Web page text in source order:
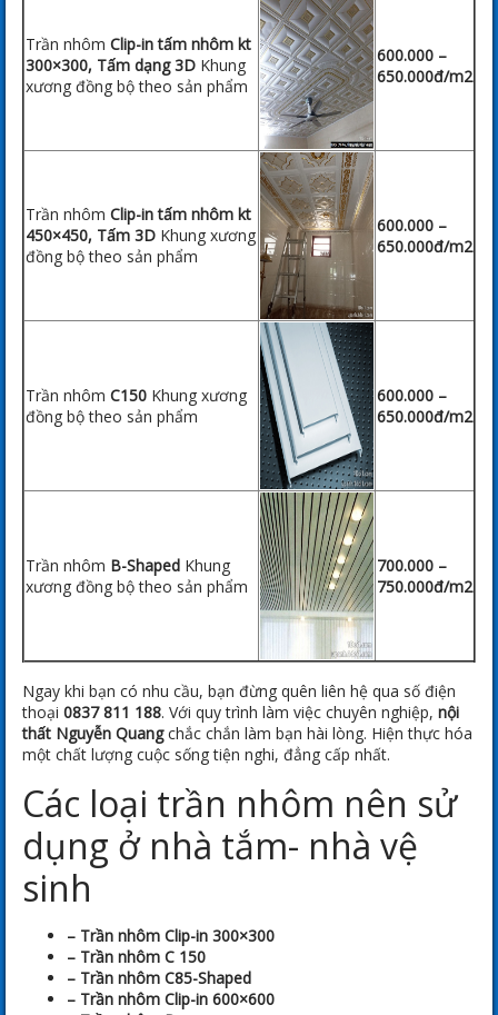
Trần nhôm Clip-in tấm nhôm kt
300×300, Tấm dạng 3D Khung
xương đồng bộ theo sản phẩm
600.000 –
650.000đ/m2
Trần nhôm Clip-in tấm nhôm kt
450×450, Tấm 3D Khung xương
đồng bộ theo sản phẩm
600.000 –
650.000đ/m2
Trần nhôm C150 Khung xương
đồng bộ theo sản phẩm
600.000 –
650.000đ/m2
Trần nhôm B-Shaped Khung
xương đồng bộ theo sản phẩm
700.000 –
750.000đ/m2
Ngay khi bạn có nhu cầu, bạn đừng quên liên hệ qua số điện
thoại 0837 811 188. Với quy trình làm việc chuyên nghiệp, nội
thất Nguyễn Quangchắc chắn làm bạn hài lòng. Hiện thực hóa
một chất lượng cuộc sống tiện nghi, đẳng cấp nhất.
Các loại trần nhôm nên sử
dụng ở nhà tắm- nhà vệ
sinh
– Trần nhôm Clip-in 300×300
– Trần nhôm C 150
– Trần nhôm C85-Shaped
– Trần nhôm Clip-in 600×600